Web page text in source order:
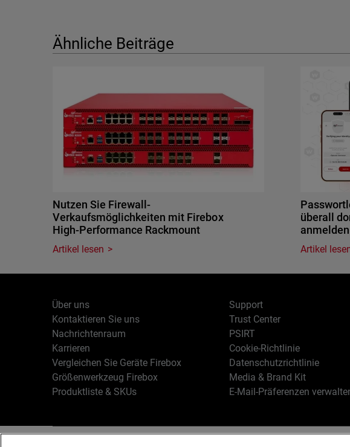
Ähnliche Beiträge
Nutzen Sie Firewall-
Verkaufsmöglichkeiten mit Firebox
High-Performance Rackmount
Artikel lesen
überall
anmelden
Artikel
Über uns
Kontaktieren Sie uns
Nachrichtenraum
Karrieren
Vergleichen Sie Geräte Firebox
Größenwerkzeug Firebox
Produktliste & SKUs
Support
Trust Center
PSIRT
Cookie-Richtlinie
Datenschutzrichtlinie
Media & Brand Kit
E-Mail-Präferenzen